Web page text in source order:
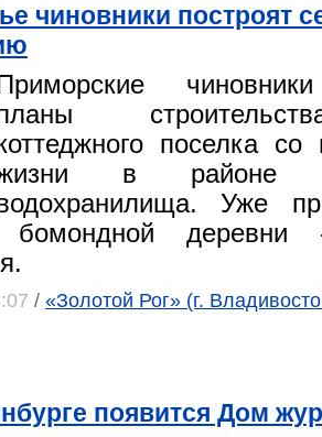
чиновники построят
Приморские
поселка
в районе
Уже
бомондной деревни
/ «Золотой Рог» (г.
появится Дом